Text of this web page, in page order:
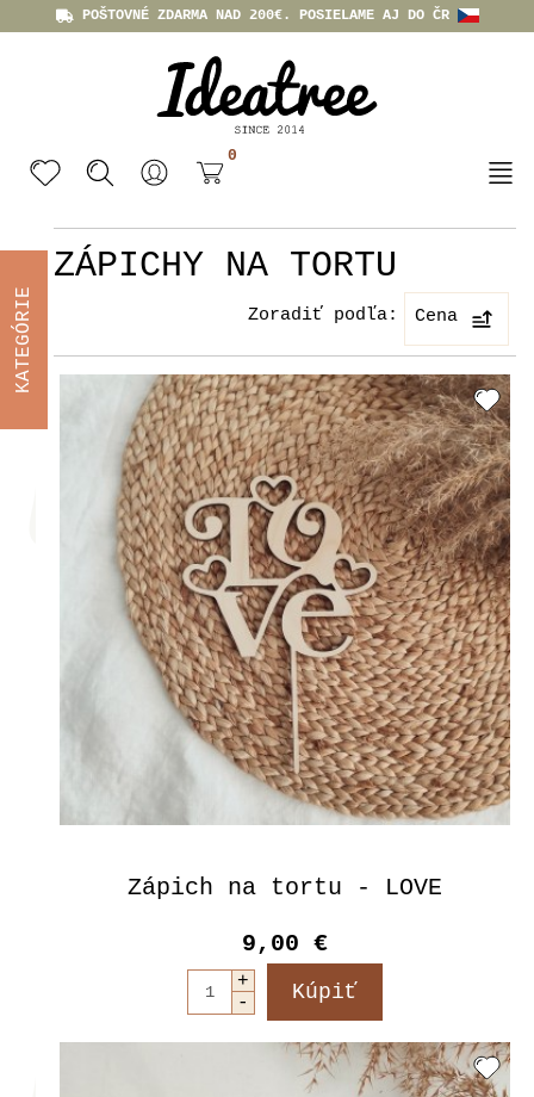
POŠTOVNÉ ZDARMA NAD 200€. POSIELAME AJ DO ČR
0
ZÁPICHY NA TORTU
Zoradiť podľa: Cena
Zápich na tortu - LOVE
9,00 €
KATEGÓRIE